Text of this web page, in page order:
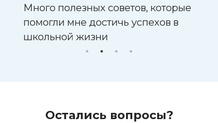
Много полезных советов, которые
помогли мне достичь успехов в
школьной жизни
Остались вопросы?